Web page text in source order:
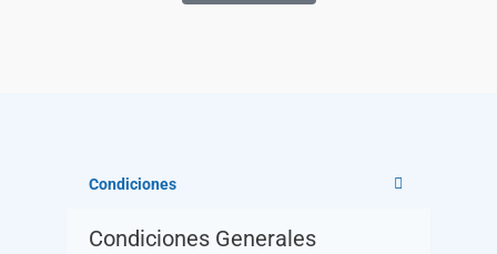
Condiciones
Condiciones Generales